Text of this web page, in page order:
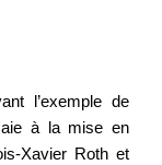
l’exemple de
à la mise en
Xavier Roth et